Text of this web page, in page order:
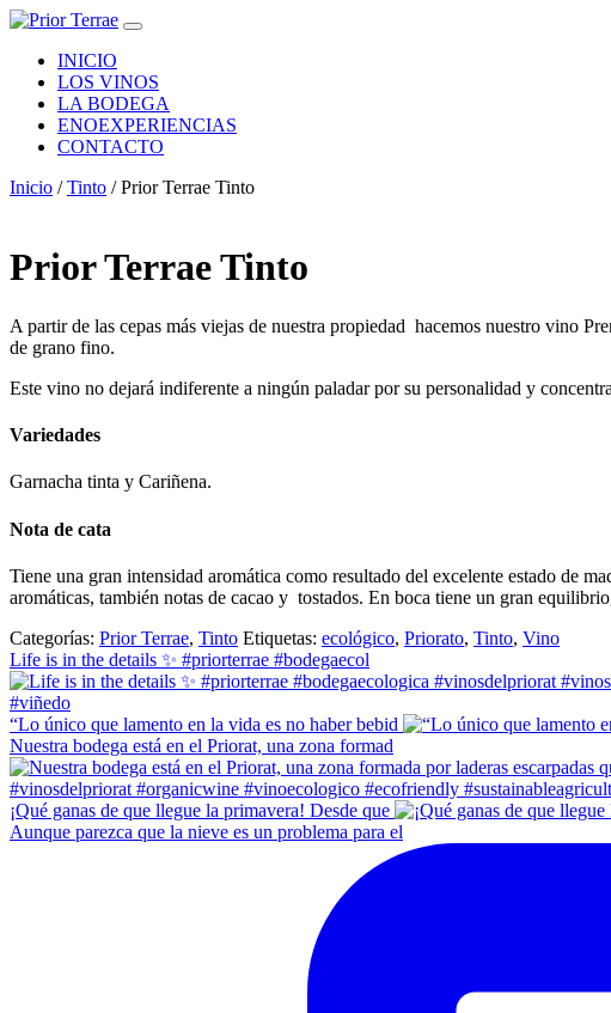
Saltar
contenido
Navegación
principal
INICIO
LOS VINOS
LA BODEGA
ENOEXPERIENCIAS
CONTACTO
Inicio /Tinto / Prior Terrae Tinto
Prior Terrae Tinto
A partir de las cepas más viejas de nuestra propiedad hacemos nuestro vino
de grano fino.
Este vino no dejará indiferente a ningún paladar por su personalidad y
Variedades
Garnacha tinta y Cariñena.
Nota de cata
Tiene una gran intensidad aromática como resultado del excelente estado de
aromáticas, también notas de cacao y tostados. En boca tiene un gran
Categorías: Prior Terrae, Tinto Etiquetas: ecológico, Priorato, Tinto, Vino
Life is in the details ✨ #priorterrae #bodegaecol
“Lo único que lamento en la vida es no haber bebid
Nuestra bodega está en el Priorat, una zona formad
¡Qué ganas de que llegue la primavera! Desde que
Aunque parezca que la nieve es un problema para el